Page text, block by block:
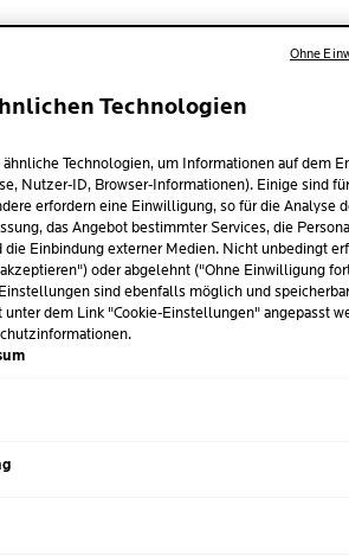
Technologien
Technologien, um Informationen auf dem
Nutzer-ID, Browser-Informationen). Einige sind
erfordern eine Einwilligung, so für die Analyse
das Angebot bestimmter Services, die
Einbindung externer Medien. Nicht unbedingt
oder abgelehnt ("Ohne Einwilligung
sind ebenfalls möglich und
dem Link "Cookie-Einstellungen" angepasst
Ohne